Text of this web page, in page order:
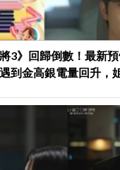
將3》回歸倒數！最新
到金高銀電量回升，